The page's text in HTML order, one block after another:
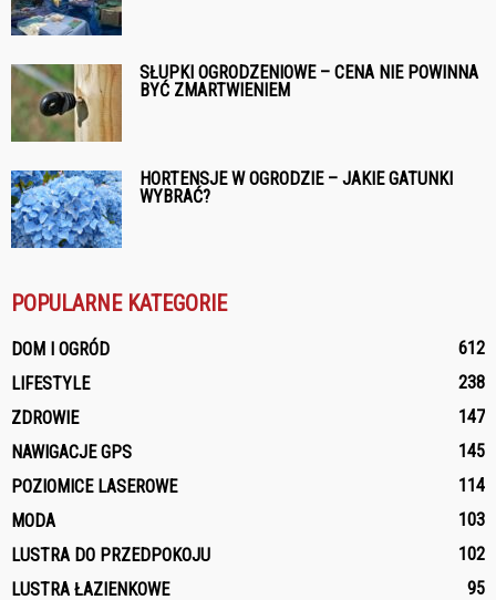
SŁUPKI OGRODZENIOWE – CENA NIE POWINNA
BYĆ ZMARTWIENIEM
HORTENSJE W OGRODZIE – JAKIE GATUNKI
WYBRAĆ?
POPULARNE KATEGORIE
DOM I OGRÓD
612
LIFESTYLE
238
ZDROWIE
147
NAWIGACJE GPS
145
POZIOMICE LASEROWE
114
MODA
103
LUSTRA DO PRZEDPOKOJU
102
LUSTRA ŁAZIENKOWE
95